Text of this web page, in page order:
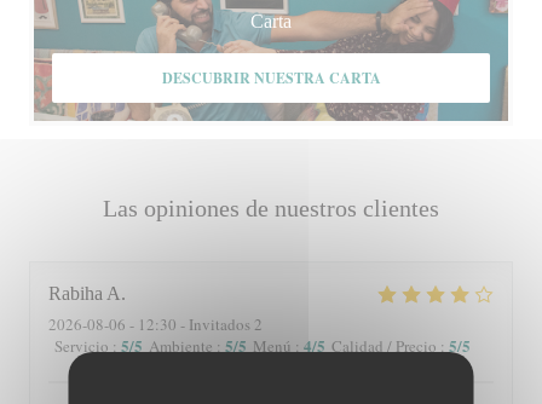
Las opiniones de nuestros clientes
Rabiha A
2026-08-06 - 12:30 - Invitados 2
Servicio : 5/5 Ambiente : 5/5 Menú : 4/5 Calidad / Precio : 5/5
Carta
DESCUBRIR NUESTRA CARTA